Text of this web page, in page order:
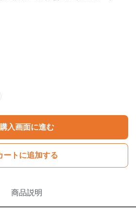
購入画面に進む
ートに追加する
商品説明